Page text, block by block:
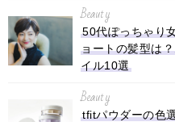
Beauty
50代ぽっちゃり
ョートの髪型は
イル10選
Beauty
tfitパウダーの色